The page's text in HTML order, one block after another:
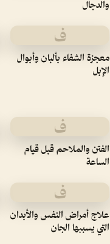
والدجال
ف
معجزة الشفاء بألبان وأبوال
الإبل
ف
الفتن والملاحم قبل قيام
الساعة
ف
علاج أمراض النفس والأبدان
التي يسببها الجان